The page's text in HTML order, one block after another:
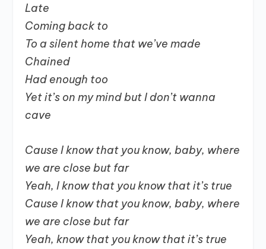
Late
Coming back to
To a silent home that we’ve made
Chained
Had enough too
Yet it’s on my mind but I don’t wanna
cave
Cause I know that you know, baby, where
we are close but far
Yeah, I know that you know that it’s true
Cause I know that you know, baby, where
we are close but far
Yeah, know that you know that it’s true